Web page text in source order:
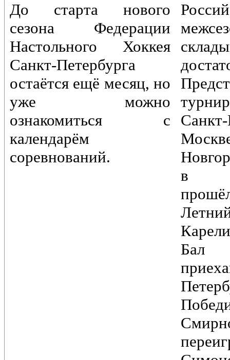
До старта нового
сезона Федерации
Настольного Хоккея
Санкт-Петербурга
остаётся ещё месяц, но
уже можно
ознакомиться с
календарём
соревнований.
в